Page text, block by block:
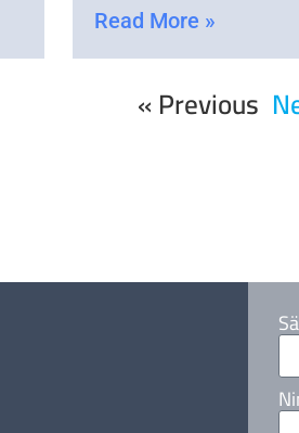
Read More »
« Previous